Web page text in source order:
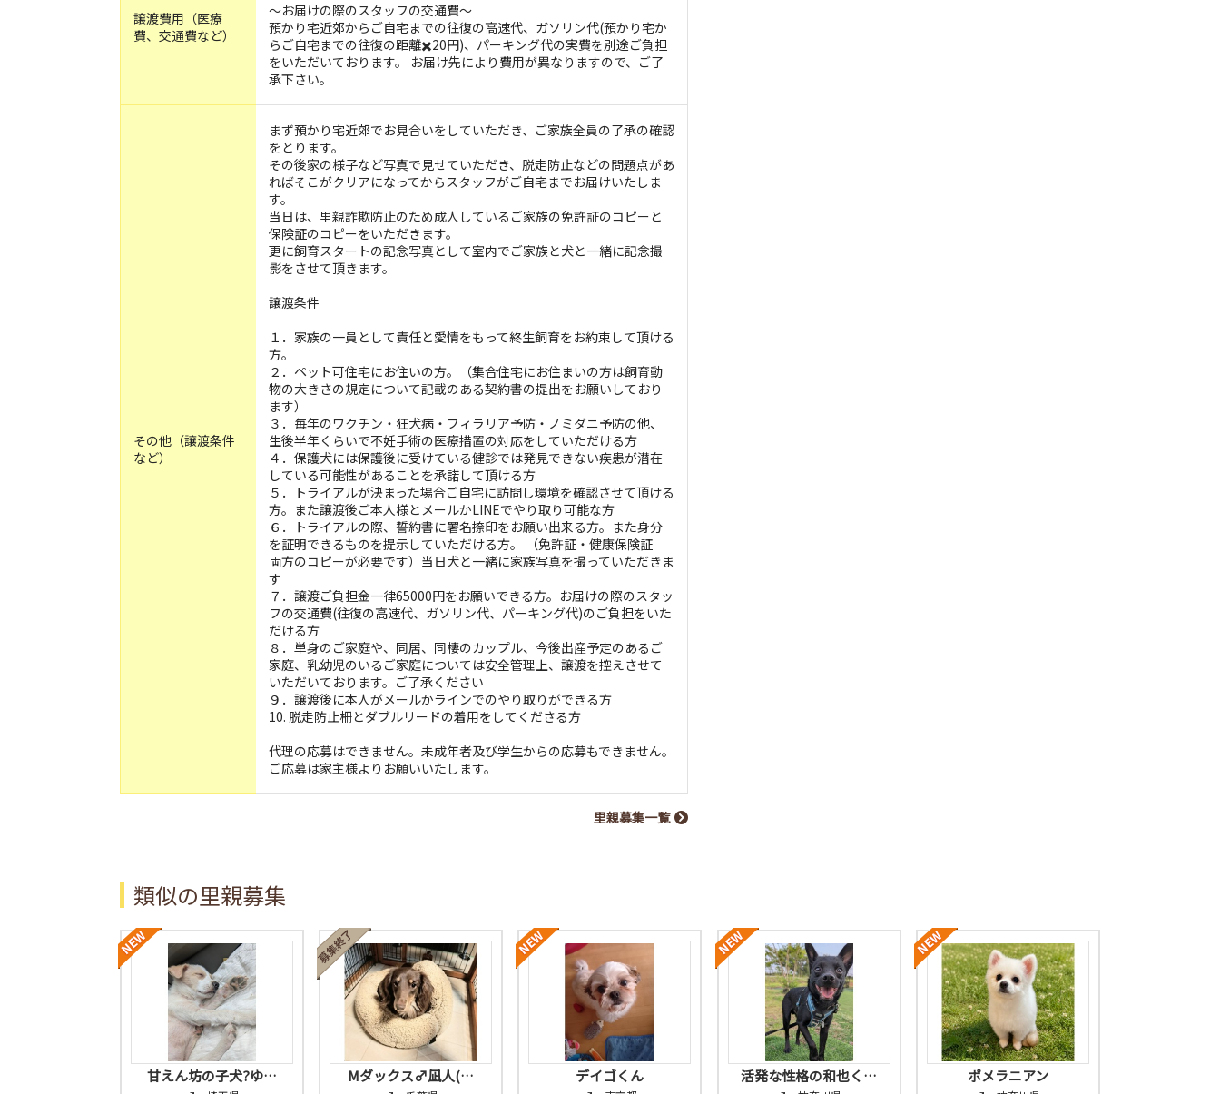
譲渡費用（医療
費、交通費など）
～お届けの際のスタッフの交通費〜
預かり宅近郊からご自宅までの往復の高速代、ガソリン代(預かり宅か
らご自宅までの往復の距離✖️20円)、パーキング代の実費を別途ご負担
をいただいております。 お届け先により費用が異なりますので、ご了
承下さい。
その他（譲渡条件
など）
まず預かり宅近郊でお見合いをしていただき、ご家族全員の了承の確認
をとります。
その後家の様子など写真で見せていただき、脱走防止などの問題点があ
ればそこがクリアになってからスタッフがご自宅までお届けいたしま
す。
当日は、里親詐欺防止のため成人しているご家族の免許証のコピーと
保険証のコピーをいただきます。
更に飼育スタートの記念写真として室内でご家族と犬と一緒に記念撮
影をさせて頂きます。
譲渡条件
１．家族の一員として責任と愛情をもって終生飼育をお約束して頂ける
方。
２．ペット可住宅にお住いの方。（集合住宅にお住まいの方は飼育動
物の大きさの規定について記載のある契約書の提出をお願いしており
ます）
３．毎年のワクチン・狂犬病・フィラリア予防・ノミダニ予防の他、
生後半年くらいで不妊手術の医療措置の対応をしていただける方
４．保護犬には保護後に受けている健診では発見できない疾患が潜在
している可能性があることを承諾して頂ける方
５．トライアルが決まった場合ご自宅に訪問し環境を確認させて頂ける
方。また譲渡後ご本人様とメールかLINEでやり取り可能な方
６．トライアルの際、誓約書に署名捺印をお願い出来る方。また身分
を証明できるものを提示していただける方。 （免許証・健康保険証
両方のコピーが必要です）当日犬と一緒に家族写真を撮っていただきま
す
７．譲渡ご負担金一律65000円をお願いできる方。お届けの際のスタッ
フの交通費(往復の高速代、ガソリン代、パーキング代)のご負担をいた
だける方
８．単身のご家庭や、同居、同棲のカップル、今後出産予定のあるご
家庭、乳幼児のいるご家庭については安全管理上、譲渡を控えさせて
いただいております。ご了承ください
９．譲渡後に本人がメールかラインでのやり取りができる方
10. 脱走防止柵とダブルリードの着用をしてくださる方
代理の応募はできません。未成年者及び学生からの応募もできません。
ご応募は家主様よりお願いいたします。
里親募集一覧
類似の里親募集
甘えん坊の子犬?ゆ… Mダックス♂凪人(… デイゴくん 活発な性格の和也く… ポメラニアン